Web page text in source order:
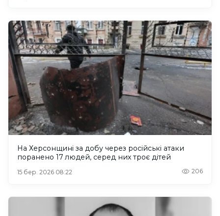
На Херсонщині за добу через російські атаки
поранено 17 людей, серед них троє дітей
15 бер. 2026 08:22 206